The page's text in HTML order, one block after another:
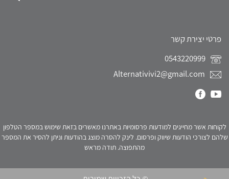
פרטי יצירת קשר
Alternativivi2@gmail.com
לקוחות אשר מחייגים למודעות פרסומיות באתרנו מאשרים בזאת שימוש במספר הטלפון
שלהם לצורכי הודעות שיווק ופרסום. לינק להסרה מוצג בהודעות וניתן להסיר את המספר
מהתפוצה. תודה מראש